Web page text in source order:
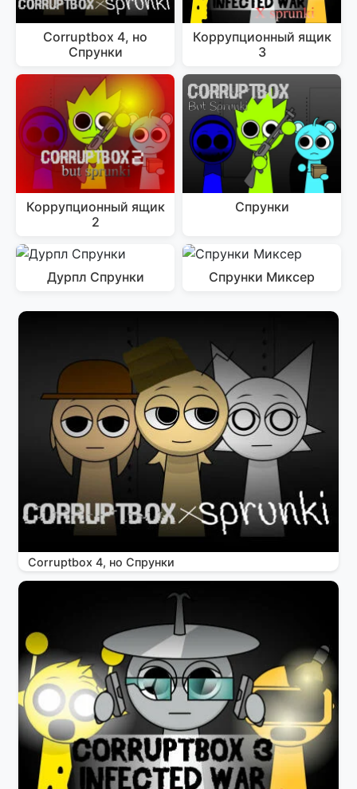
Corruptbox 4, но
Спрунки
Коррупционный ящик
3
Коррупционный ящик
2
Спрунки
Дурпл Спрунки Спрунки Миксер
Corruptbox 4, но Спрунки